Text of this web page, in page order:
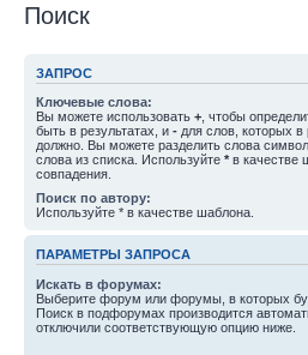
Поиск
ЗАПРОС
Ключевые слова:
Вы можете использовать + , чтобы
быть в результатах, и - для слов, которых в
должно. Вы можете разделить слова
слова из списка. Используйте * в качестве
совпадения.
Поиск по автору:
Используйте * в качестве шаблона.
ПАРАМЕТРЫ ЗАПРОСА
Искать в форумах:
Выберите форум или форумы, в которых
Поиск в подфорумах производится
отключили соответствующую опцию ниже.